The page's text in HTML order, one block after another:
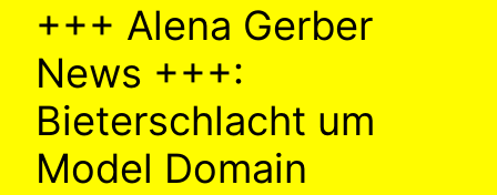
+++ Alena Gerber
News +++:
Bieterschlacht um
Model Domain